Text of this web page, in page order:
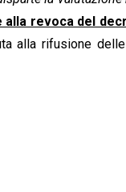
alla revoca del
alla rifusione